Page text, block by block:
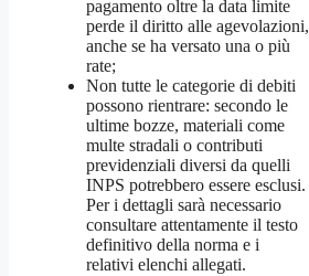
pagamento oltre la data limite
perde il diritto alle agevolazioni,
anche se ha versato una o più
rate;
Non tutte le categorie di debiti
possono rientrare: secondo le
ultime bozze, materiali come
multe stradali o contributi
previdenziali diversi da quelli
INPS potrebbero essere esclusi.
Per i dettagli sarà necessario
consultare attentamente il testo
definitivo della norma e i
relativi elenchi allegati.